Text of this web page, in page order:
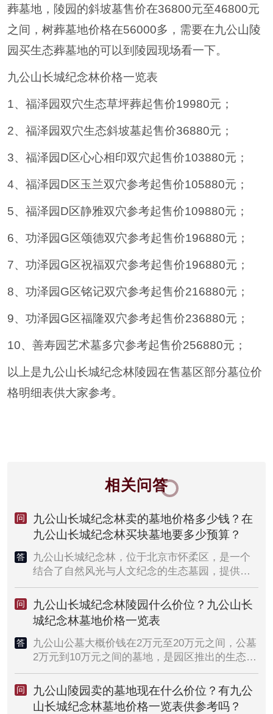
葬墓地，陵园的斜坡墓售价在36800元至46800元
之间，树葬墓地价格在56000多，需要在九公山陵
园买生态葬墓地的可以到陵园现场看一下。
九公山长城纪念林价格一览表
1、福泽园双穴生态草坪葬起售价19980元；
2、福泽园双穴生态斜坡墓起售价36880元；
3、福泽园D区心心相印双穴起售价103880元；
4、福泽园D区玉兰双穴参考起售价105880元；
5、福泽园D区静雅双穴参考起售价109880元；
6、功泽园G区颂德双穴参考起售价196880元；
7、功泽园G区祝福双穴参考起售价196880元；
8、功泽园G区铭记双穴参考起售价216880元；
9、功泽园G区福隆双穴参考起售价236880元；
10、善寿园艺术墓多穴参考起售价256880元；
以上是九公山长城纪念林陵园在售墓区部分墓位价
格明细表供大家参考。
相关问答
问
九公山长城纪念林卖的墓地价格多少钱？在
九公山长城纪念林买块墓地要多少预算？
答
九公山长城纪念林，位于北京市怀柔区，是一个
结合了自然风光与人文纪念的生态墓园，提供多
种类型的墓地服务。其墓地价格受到多种因素的
影响，包括墓位的类型、位置、面积、配套设施
以及市场供需情况等。以下是一些影响价格的主
要因素及一般价格范围：墓位类型：九公山长城
纪念林提供不同类型的墓位，包括生态葬（如树
葬、花坛葬）、传统立碑、艺术卧碑、壁葬等，
位的具体位置和周围环境也会影响价格，如靠近
山景、水景或特殊景观区域的墓位，价格通常更
高。墓位面积与配套设施：墓位的面积大小和是
问
九公山长城纪念林陵园什么价位？九公山长
城纪念林墓地价格一览表
答
九公山公墓大概价钱在2万元至20万元之间，公墓
2万元到10万元之间的墓地，是园区推出的生态葬
墓位。10万元至20万元之间的墓地是园区的主售
墓位。公墓20万元以上的墓位也有售卖，不过大
部分是艺术墓墓位。九公山长城纪念林陵园卖的
问
九公山陵园卖的墓地现在什么价位？有九公
山长城纪念林墓地价格一览表供参考吗？